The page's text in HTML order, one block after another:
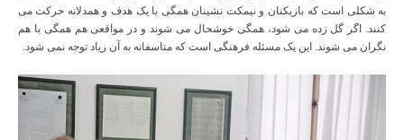
به شکلی است که بازیکنان و نیمکت نشینان همگی با یک هدف و همدلانه حرکت می
کنند. اگر گل زده می شود، همگی خوشحال می شوند و در مواقعی هم همگی با هم
نگران می شوند. این یک مسئله فرهنگی است که متاسفانه به آن زیاد توجه نمی شود.